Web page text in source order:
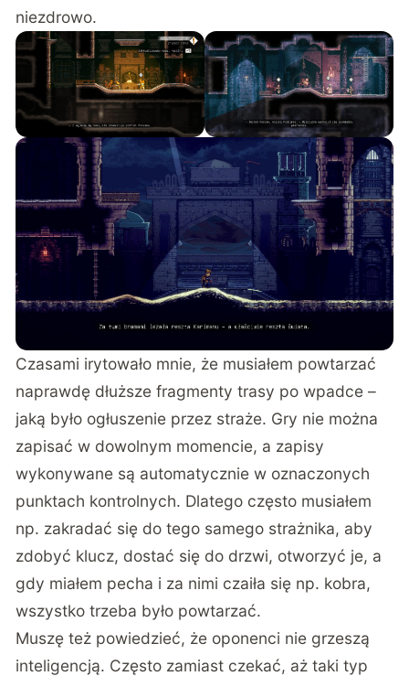
niezdrowo.
Czasami irytowało mnie, że musiałem powtarzać
naprawdę dłuższe fragmenty trasy po wpadce –
jaką było ogłuszenie przez straże. Gry nie można
zapisać w dowolnym momencie, a zapisy
wykonywane są automatycznie w oznaczonych
punktach kontrolnych. Dlatego często musiałem
np. zakradać się do tego samego strażnika, aby
zdobyć klucz, dostać się do drzwi, otworzyć je, a
gdy miałem pecha i za nimi czaiła się np. kobra,
wszystko trzeba było powtarzać.
Muszę też powiedzieć, że oponenci nie grzeszą
inteligencją. Często zamiast czekać, aż taki typ